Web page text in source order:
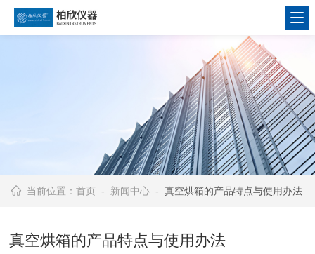
当前位置：首页 - 新闻中心 - 真空烘箱的产品特点与使用办法
真空烘箱的产品特点与使用办法